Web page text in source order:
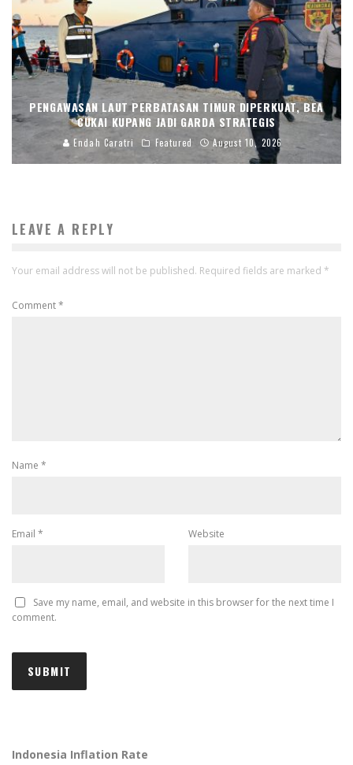
PENGAWASAN LAUT PERBATASAN TIMUR DIPERKUAT, BEA
CUKAI KUPANG JADI GARDA STRATEGIS
Endah Caratri Featured August 10, 2026
LEAVE A REPLY
Your email address will not be published. Required fields are marked *
Comment*
Name *
Email * Website
Save my name, email, and website in this browser for the next time I
comment.
Indonesia Inflation Rate